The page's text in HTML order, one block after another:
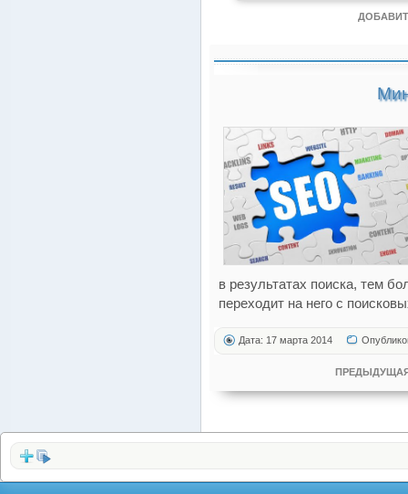
в результатах поиска, тем
переходит на него с
Дата: 17 марта 2014